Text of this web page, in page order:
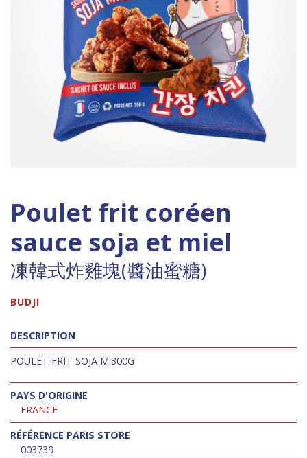
Poulet frit coréen
sauce soja et miel
凍韓式炸雞塊(醬油蜜糖)
BUDJI
DESCRIPTION
POULET FRIT SOJA M.300G
PAYS D'ORIGINE
FRANCE
RÉFÉRENCE PARIS STORE
003739